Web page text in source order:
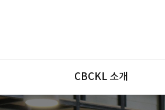
메뉴
CBCKL 소개